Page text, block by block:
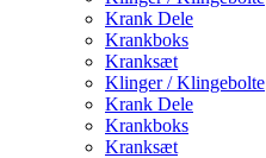
Krank Dele
Krankboks
Kranksæt
Klinger / Klingebolte
Krank Dele
Krankboks
Kranksæt